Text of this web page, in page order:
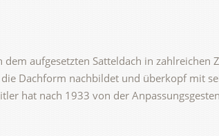
aufgesetzten Satteldach in zahlreichen
Dachform nachbildet und überkopf mit
hat nach 1933 von der